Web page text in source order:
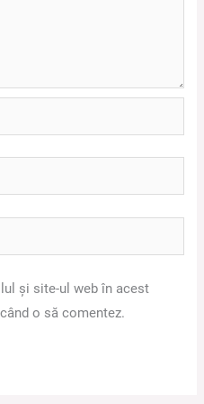
și site-ul web în acest
o să comentez.